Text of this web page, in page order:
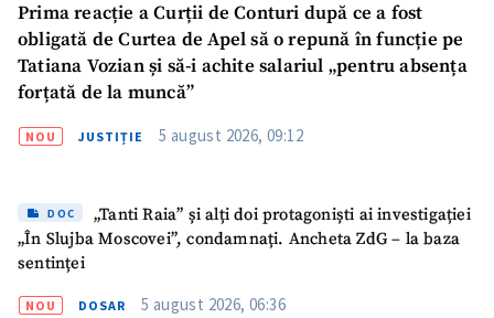
Prima reacție a Curții de Conturi după ce a fost
obligată de Curtea de Apel să o repună în funcție pe
Tatiana Vozian și să-i achite salariul „pentru absența
forțată de la muncă”
NOU JUSTIȚIE 5 august 2026, 09:12
DOC
„Tanti Raia” și alți doi protagoniști ai investigației
„În Slujba Moscovei”, condamnați. Ancheta ZdG – la baza
sentinței
NOU DOSAR 5 august 2026, 06:36